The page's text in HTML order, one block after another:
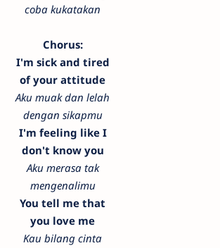
coba kukatakan
Chorus:
I'm sick and tired
of your attitude
Aku muak dan lelah
dengan sikapmu
I'm feeling like I
don't know you
Aku merasa tak
mengenalimu
You tell me that
you love me
Kau bilang cinta